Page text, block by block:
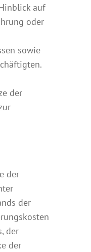
auf
oder
sowie
der
der
der
der
der